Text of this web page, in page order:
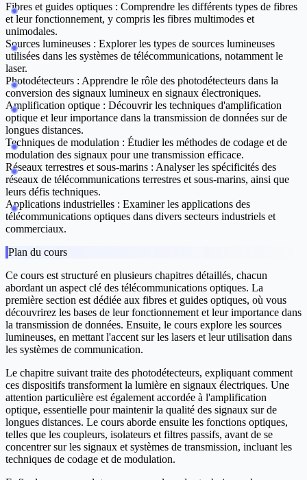
Fibres et guides optiques : Comprendre les différents types de fibres
et leur fonctionnement, y compris les fibres multimodes et
unimodales.
Sources lumineuses : Explorer les types de sources lumineuses
utilisées dans les systèmes de télécommunications, notamment le
laser.
Photodétecteurs : Apprendre le rôle des photodétecteurs dans la
conversion des signaux lumineux en signaux électroniques.
Amplification optique : Découvrir les techniques d'amplification
optique et leur importance dans la transmission de données sur de
longues distances.
Techniques de modulation : Étudier les méthodes de codage et de
modulation des signaux pour une transmission efficace.
Réseaux terrestres et sous-marins : Analyser les spécificités des
réseaux de télécommunications terrestres et sous-marins, ainsi que
leurs défis techniques.
Applications industrielles : Examiner les applications des
télécommunications optiques dans divers secteurs industriels et
commerciaux.
Plan du cours
Ce cours est structuré en plusieurs chapitres détaillés, chacun
abordant un aspect clé des télécommunications optiques. La
première section est dédiée aux fibres et guides optiques, où vous
découvrirez les bases de leur fonctionnement et leur importance dans
la transmission de données. Ensuite, le cours explore les sources
lumineuses, en mettant l'accent sur les lasers et leur utilisation dans
les systèmes de communication.
Le chapitre suivant traite des photodétecteurs, expliquant comment
ces dispositifs transforment la lumière en signaux électriques. Une
attention particulière est également accordée à l'amplification
optique, essentielle pour maintenir la qualité des signaux sur de
longues distances. Le cours aborde ensuite les fonctions optiques,
telles que les coupleurs, isolateurs et filtres passifs, avant de se
concentrer sur les signaux et systèmes de transmission, incluant les
techniques de codage et de modulation.